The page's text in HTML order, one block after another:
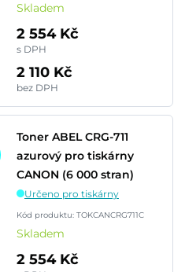
Skladem
2 554 Kč
s DPH
2 110 Kč
bez DPH
Toner ABEL CRG-711
azurový pro tiskárny
CANON (6 000 stran)
Určeno pro tiskárny
Kód produktu: TOKCANCRG711C
Skladem
2 554 Kč